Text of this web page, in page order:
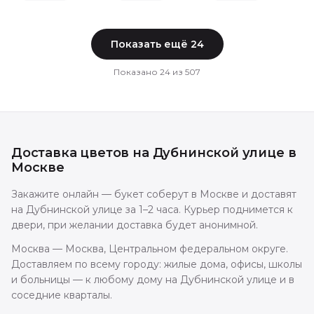
Показать ещё 24
Показано 24 из 507
Доставка цветов на Дубнинской улице в
Москве
Закажите онлайн — букет соберут в Москве и доставят
на Дубнинской улице за 1–2 часа. Курьер поднимется к
двери, при желании доставка будет анонимной.
Москва — Москва, Центральном федеральном округе.
Доставляем по всему городу: жилые дома, офисы, школы
и больницы — к любому дому на Дубнинской улице и в
соседние кварталы.